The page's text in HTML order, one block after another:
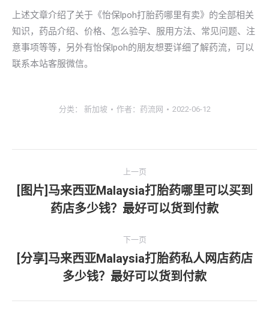
上述文章介绍了关于《怡保lpoh打胎药哪里有卖》的全部相关
知识，药品介绍、价格、怎么验孕、服用方法、常见问题、注
意事项等等，另外有怡保lpoh的朋友想要详细了解药流，可以
联系本站客服微信。
分类： 新加坡 作者： 药流网 2022-06-12
章
上一页
一
[图片]马来西亚Malaysia打胎药哪里可以买到
药店多少钱？最好可以货到付款
下一页
一
文
[分享]马来西亚Malaysia打胎药私人网店药店
多少钱？最好可以货到付款